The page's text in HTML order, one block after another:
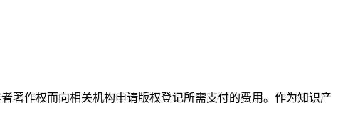
著作权而向相关机构申请版权登记所需支付的费用。作为知识产